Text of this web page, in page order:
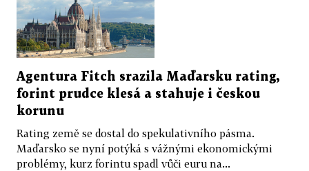
Agentura Fitch srazila Maďarsku rating,
forint prudce klesá a stahuje i českou
korunu
Rating země se dostal do spekulativního pásma.
Maďarsko se nyní potýká s vážnými ekonomickými
problémy, kurz forintu spadl vůči euru na...